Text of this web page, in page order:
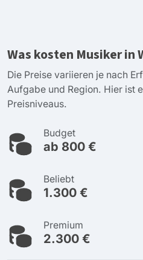
Was kosten Musiker in
Die Preise variieren je nach
Aufgabe und Region. Hier ist
Preisniveaus.
Budget
ab 800 €
Beliebt
1.300 €
Premium
2.300 €